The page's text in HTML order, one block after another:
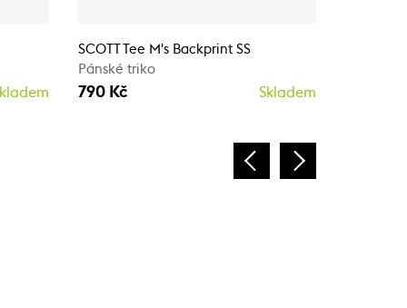
SCOTT Tee M's Backprint SS
Pánské triko
790 Kč Skladem